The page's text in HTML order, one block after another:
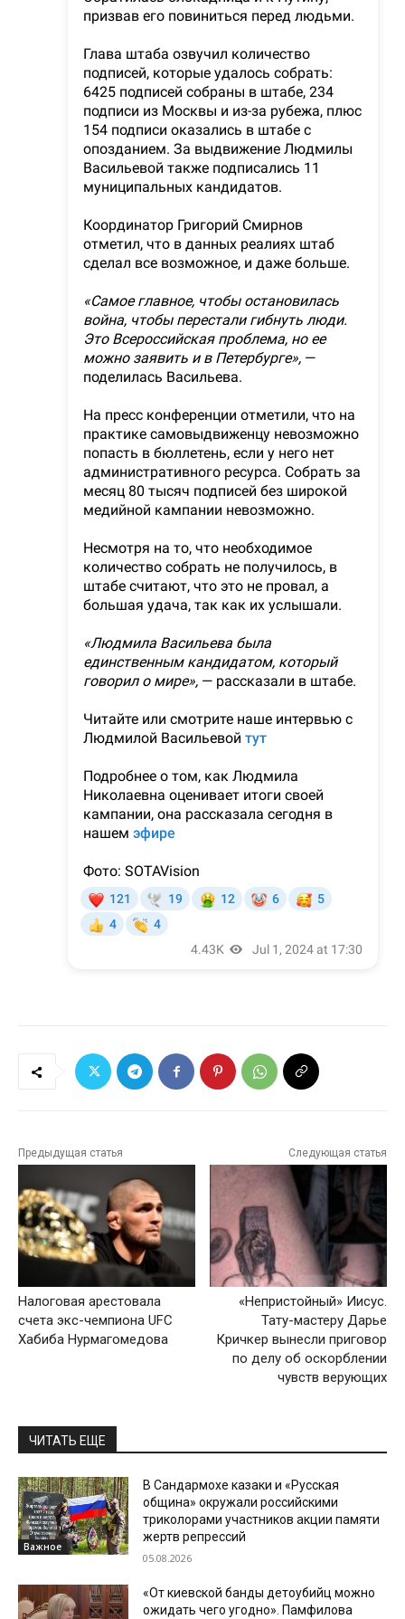
Предыдущая статья
Налоговая арестовала
счета экс-чемпиона UFC
Хабиба Нурмагомедова
Следующая статья
«Непристойный» Иисус.
Тату-мастеру Дарье
Кричкер вынесли приговор
по делу об оскорблении
чувств верующих
ЧИТАТЬ ЕЩЕ
Важное
В Сандармохе казаки и «Русская
община» окружали российскими
триколорами участников акции памяти
жертв репрессий
05.08.2026
«От киевской банды детоубийц можно
ожидать чего угодно». Памфилова